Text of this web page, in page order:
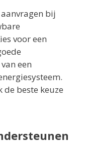
bij
voor een
een
beste keuze